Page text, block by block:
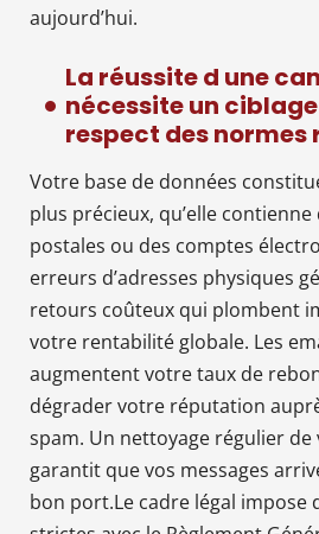
aujourd’hui.
La réussite d une
nécessite un
respect des normes
Votre base de données
plus précieux, qu’elle contienne
postales ou des comptes
erreurs d’adresses physiques
retours coûteux qui plombent
votre rentabilité globale. Les
augmentent votre taux de
dégrader votre réputation
spam. Un nettoyage régulier de
garantit que vos messages
bon port.Le cadre légal impose